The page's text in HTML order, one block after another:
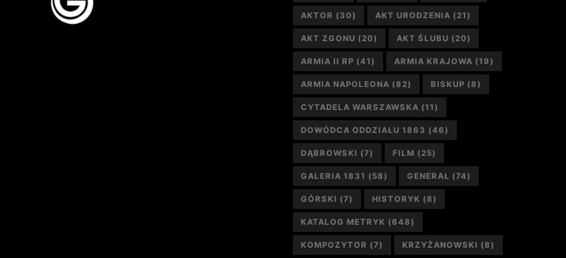
AKTOR (30) AKT URODZENIA (21)
AKT ZGONU (20) AKT ŚLUBU (20)
ARMIA II RP (41) ARMIA KRAJOWA (19)
ARMIA NAPOLEONA (82) BISKUP (8)
CYTADELA WARSZAWSKA (11)
DOWÓDCA ODDZIAŁU 1863 (46)
DĄBROWSKI (7) FILM (25)
GALERIA 1831 (58) GENERAŁ (74)
GÓRSKI (7) HISTORYK (8)
KATALOG METRYK (648)
KOMPOZYTOR (7) KRZYŻANOWSKI (8)